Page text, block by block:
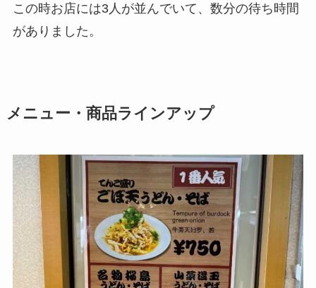
この時お店には3人が並んでいて、数分の待ち時間
がありました。
メニュー・商品ラインアップ